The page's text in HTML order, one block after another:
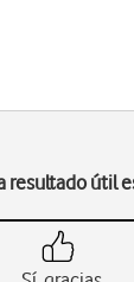
resultado útil